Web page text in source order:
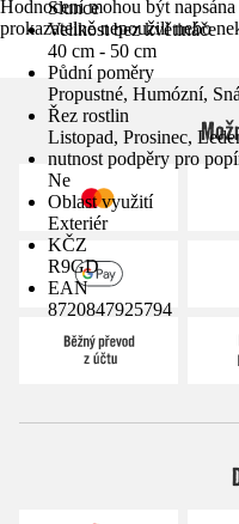
Slunce
Velikost bez květináče
40 cm - 50 cm
Půdní poměry
Propustné, Humózní,
Řez rostlin
Listopad, Prosinec,
nutnost podpěry pro
Ne
Oblast využití
Exteriér
KČZ
R9GD
EAN
8720847925794
Hodnocení mohou být
prokazatelně nepoužili nebo